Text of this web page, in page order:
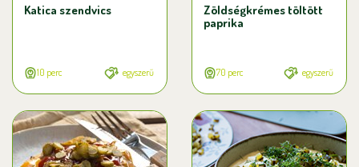
Katica szendvics
10 perc egyszerű
Zöldségkrémes töltött
paprika
70 perc egyszerű